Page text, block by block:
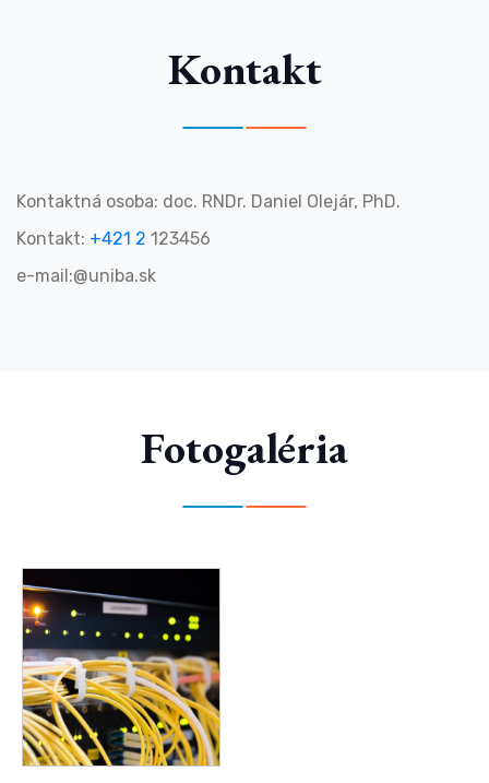
Kontakt
Kontaktná osoba: doc. RNDr. Daniel Olejár, PhD.
Kontakt: +421 2 123456
e-mail:@uniba.sk
Fotogaléria